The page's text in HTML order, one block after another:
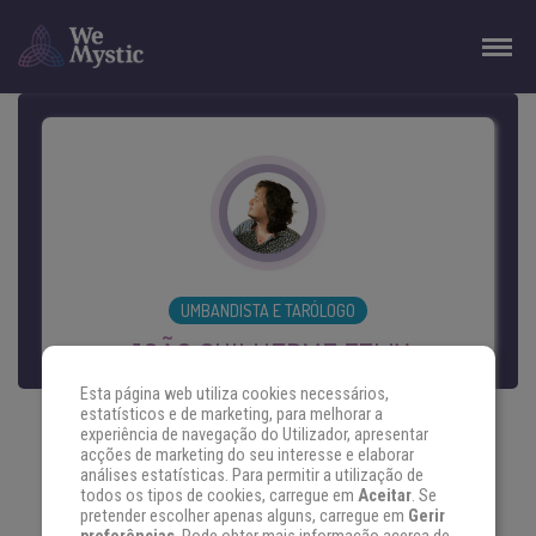
UMBANDISTA E TARÓLOGO
JOÃO GUILHERME FELIX
Escorpião com ascendente em Áries, é um
profundo curioso sobre a alma humana e
seus mistérios. Formando em Psicologia e
estudioso das artes místicas do tarô há 8
anos, começou seus estudos na kabbalah,
Esta página web utiliza cookies necessários,
estatísticos e de marketing, para melhorar a
experiência de navegação do Utilizador, apresentar
acções de marketing do seu interesse e elaborar
análises estatísticas. Para permitir a utilização de
todos os tipos de cookies, carregue em Aceitar. Se
pretender escolher apenas alguns, carregue em Gerir